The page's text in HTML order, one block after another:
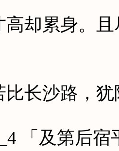
累身。且
沙路，犹
及第后宿